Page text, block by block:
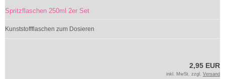
Spritzflaschen 250ml 2er Set
Kunststoffflaschen zum Dosieren
2,95 EUR
inkl. MwSt. zzgl. Versand